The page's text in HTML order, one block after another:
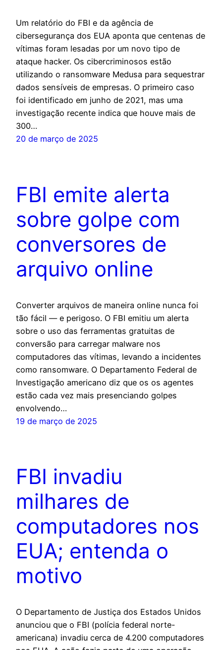
Um relatório do FBI e da agência de
cibersegurança dos EUA aponta que centenas de
vítimas foram lesadas por um novo tipo de
ataque hacker. Os cibercriminosos estão
utilizando o ransomware Medusa para sequestrar
dados sensíveis de empresas. O primeiro caso
foi identificado em junho de 2021, mas uma
investigação recente indica que houve mais de
300…
20 de março de 2025
FBI emite alerta
sobre golpe com
conversores de
arquivo online
Converter arquivos de maneira online nunca foi
tão fácil — e perigoso. O FBI emitiu um alerta
sobre o uso das ferramentas gratuitas de
conversão para carregar malware nos
computadores das vítimas, levando a incidentes
como ransomware. O Departamento Federal de
Investigação americano diz que os os agentes
estão cada vez mais presenciando golpes
envolvendo…
19 de março de 2025
FBI invadiu
milhares de
computadores nos
EUA; entenda o
motivo
O Departamento de Justiça dos Estados Unidos
anunciou que o FBI (polícia federal norte-
americana) invadiu cerca de 4.200 computadores